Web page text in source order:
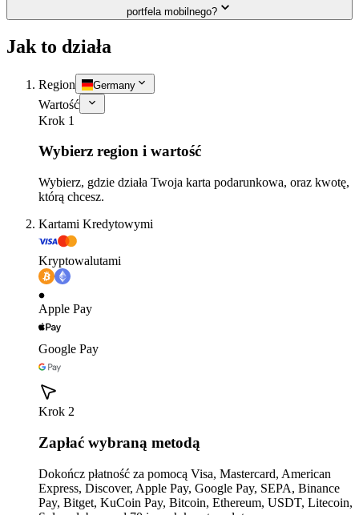
portfela mobilnego?
Jak to działa
Region Germany
Wartość
Krok 1
Wybierz region i wartość
Wybierz, gdzie działa Twoja karta podarunkowa, oraz kwotę,
którą chcesz.
Kartami Kredytowymi
Kryptowalutami
Apple Pay
Google Pay
Krok 2
Zapłać wybraną metodą
Dokończ płatność za pomocą Visa, Mastercard, American
Express, Discover, Apple Pay, Google Pay, SEPA, Binance
Pay, Bitget, KuCoin Pay, Bitcoin, Ethereum, USDT, Litecoin,